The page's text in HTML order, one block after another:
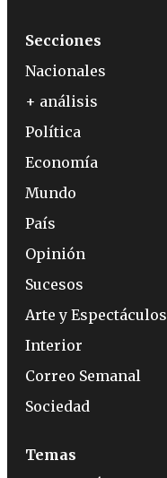
Secciones
Nacionales
+ análisis
Política
Economía
Mundo
País
Opinión
Sucesos
Arte y Espectáculos
Interior
Correo Semanal
Sociedad
Temas